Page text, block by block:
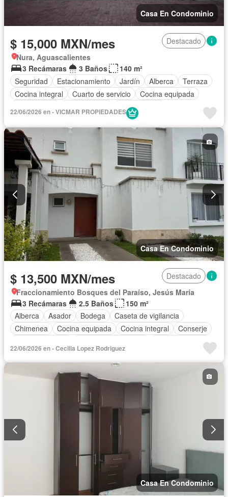
Casa En Condominio
$ 15,000 MXN/mes
Destacado
Nura, Aguascalientes
3 Recámaras
3 Baños
140 m²
Seguridad
Estacionamiento Jardín Alberca
Terraza
Cocina integral
Cuarto de servicio
Cocina equipada
Sin amueblar
22/06/2026 en - VICMAR PROPIEDADES
Casa En Condominio
$ 13,500 MXN/mes
Destacado
Fraccionamiento Bosques del Paraíso, Jesús María
3 Recámaras
2.5 Baños
150 m²
Alberca
Asador Bodega
Caseta de vigilancia
Chimenea
Cocina equipada Cocina integral
Conserje
Sala polivalente
Seguridad
Terraza Zonas verdes
22/06/2026 en - Cecilia Lopez Rodriguez
Casa En Condominio